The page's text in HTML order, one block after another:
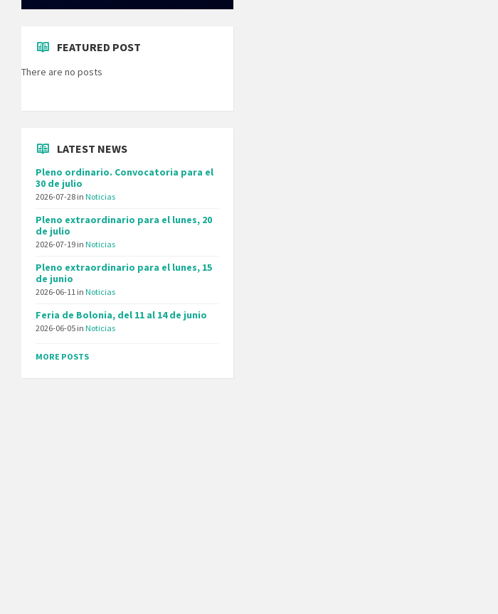
FEATURED POST
There are no posts
LATEST NEWS
Pleno ordinario. Convocatoria para el
30 de julio
2026-07-28 in Noticias
Pleno extraordinario para el lunes, 20
de julio
2026-07-19 in Noticias
Pleno extraordinario para el lunes, 15
de junio
2026-06-11 in Noticias
Feria de Bolonia, del 11 al 14 de junio
2026-06-05 in Noticias
MORE POSTS